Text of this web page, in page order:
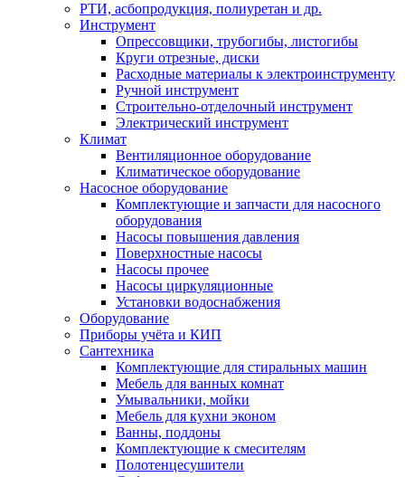
РТИ, асбопродукция, полиуретан и др.
Инструмент
Опрессовщики, трубогибы, листогибы
Круги отрезные, диски
Расходные материалы к электроинструменту
Ручной инструмент
Строительно-отделочный инструмент
Электрический инструмент
Климат
Вентиляционное оборудование
Климатическое оборудование
Насосное оборудование
Комплектующие и запчасти для насосного
оборудования
Насосы повышения давления
Поверхностные насосы
Насосы прочее
Насосы циркуляционные
Установки водоснабжения
Оборудование
Приборы учёта и КИП
Сантехника
Комплектующие для стиральных машин
Мебель для ванных комнат
Умывальники, мойки
Мебель для кухни эконом
Ванны, поддоны
Комплектующие к смесителям
Полотенцесушители